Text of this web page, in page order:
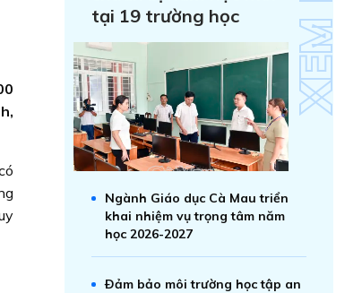
tại 19 trường học
Ngành Giáo dục Cà Mau triển
khai nhiệm vụ trọng tâm năm
học 2026-2027
Ðảm bảo môi trường học tập an